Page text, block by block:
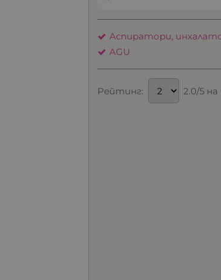
Аспиратори,
AGU
Рейтинг: 2.0/5